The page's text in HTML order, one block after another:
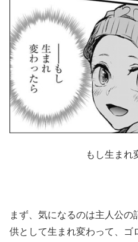
もし生まれ
まず、気になるのは主人公
供として生まれ変わって、ゴ